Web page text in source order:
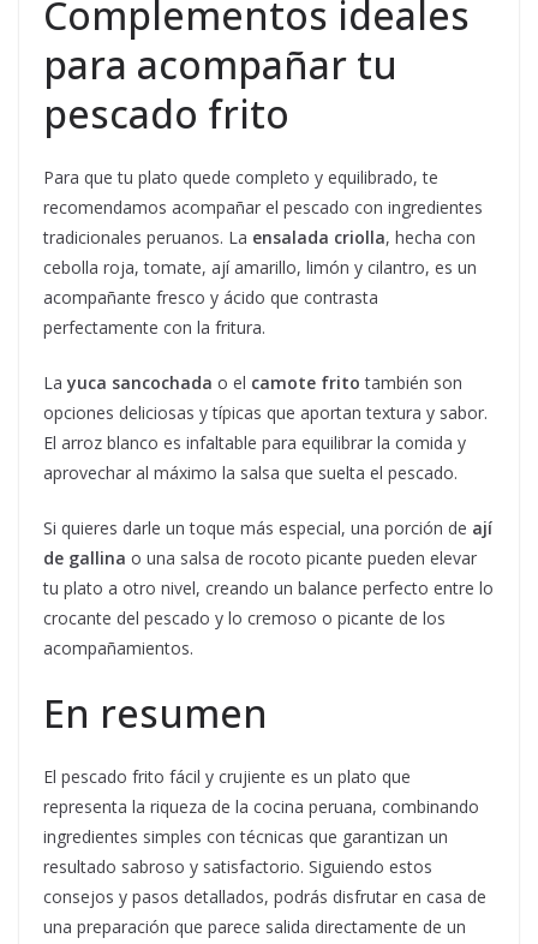
Complementos ideales
para acompañar tu
pescado frito
Para que tu plato quede completo y equilibrado, te
recomendamos acompañar el pescado con ingredientes
tradicionales peruanos. La ensalada criolla, hecha con
cebolla roja, tomate, ají amarillo, limón y cilantro, es un
acompañante fresco y ácido que contrasta
perfectamente con la fritura.
Layuca sancochada o el camote frito también son
opciones deliciosas y típicas que aportan textura y sabor.
El arroz blanco es infaltable para equilibrar la comida y
aprovechar al máximo la salsa que suelta el pescado.
Si quieres darle un toque más especial, una porción de ají
de gallina o una salsa de rocoto picante pueden elevar
tu plato a otro nivel, creando un balance perfecto entre lo
crocante del pescado y lo cremoso o picante de los
acompañamientos.
En resumen
El pescado frito fácil y crujiente es un plato que
representa la riqueza de la cocina peruana, combinando
ingredientes simples con técnicas que garantizan un
resultado sabroso y satisfactorio. Siguiendo estos
consejos y pasos detallados, podrás disfrutar en casa de
una preparación que parece salida directamente de un